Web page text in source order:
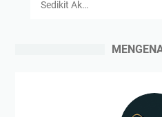
Sedikit Ak…